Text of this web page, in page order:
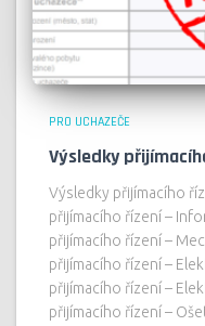
PRO UCHAZEČE
Výsledky
Výsledky přijímacího
přijímacího řízení –
přijímacího řízení –
přijímacího řízení –
přijímacího řízení –
přijímacího řízení –